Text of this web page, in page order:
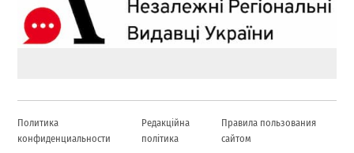
Политика
конфиденциальности
Редакційна
політика
Правила пользования
сайтом